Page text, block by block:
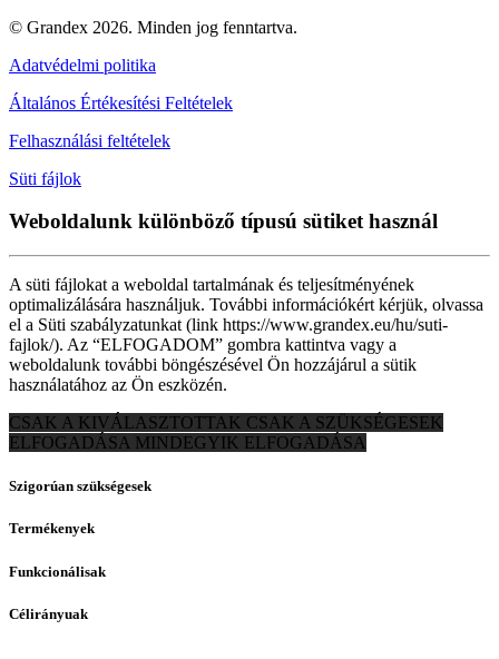
© Grandex 2026. Minden jog fenntartva.
Adatvédelmi politika
Általános Értékesítési Feltételek
Felhasználási feltételek
Süti fájlok
Weboldalunk különböző típusú sütiket használ
A süti fájlokat a weboldal tartalmának és teljesítményének
optimalizálására használjuk. További információkért kérjük, olvassa
el a Süti szabályzatunkat (link https://www.grandex.eu/hu/suti-
fajlok/). Az “ELFOGADOM” gombra kattintva vagy a
weboldalunk további böngészésével Ön hozzájárul a sütik
használatához az Ön eszközén.
CSAK A KIVÁLASZTOTTAK CSAK A SZÜKSÉGESEK
ELFOGADÁSA MINDEGYIK ELFOGADÁSA
Szigorúan szükségesek
Termékenyek
Funkcionálisak
Célirányuak